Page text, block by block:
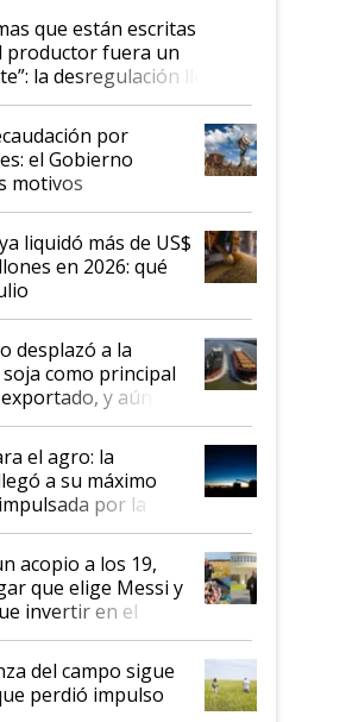
que están escritas
productor fuera un
la desregulación llegó
Aapresid y hasta se
al IPCVA
por
el Gobierno
motivos
liquidó más de US$
en 2026: qué
desplazó a la
como principal
y aún así
casi seis de cada
y sostuvo el
un semestre
el agro: la
a su máximo
por la
las exportaciones
acopio a los 19,
que elige Messi y
invertir en el
era como "darle
para droga":
el libertario
dura crisis salió
del campo sigue
perdió impulso